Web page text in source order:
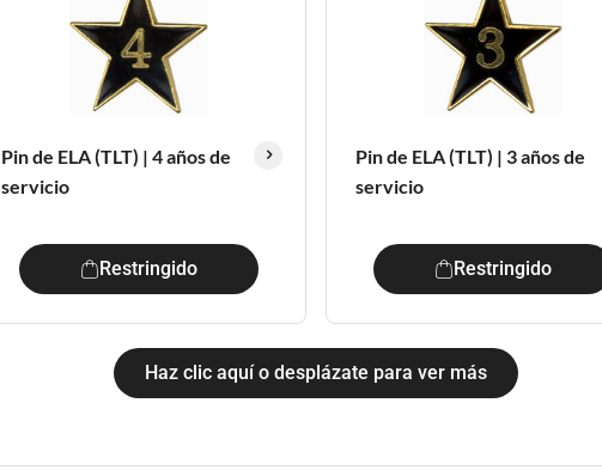
Pin de ELA (TLT) | 4 años de
servicio
Restringido
Pin de ELA (TLT) | 3 años de
servicio
Restringido
Haz clic aquí o desplázate para ver más